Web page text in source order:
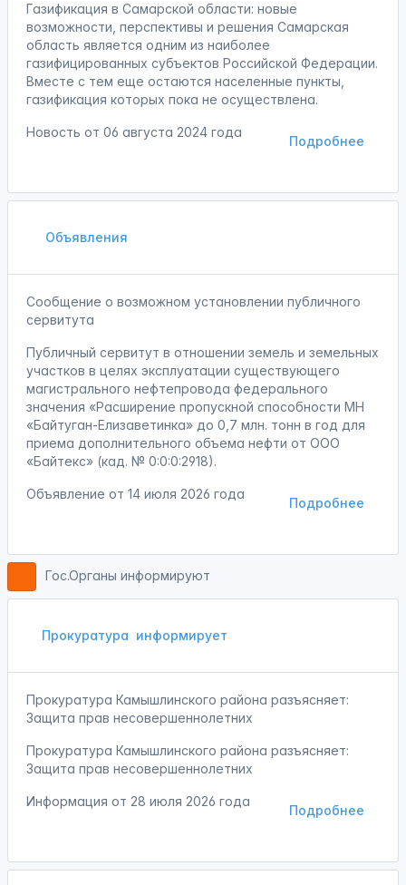
Газификация в Самарской области: новые
возможности, перспективы и решения Самарская
область является одним из наиболее
газифицированных субъектов Российской Федерации.
Вместе с тем еще остаются населенные пункты,
газификация которых пока не осуществлена.
Подробнее
Новость от 06 августа 2024 года
Объявления
Сообщение о возможном установлении публичного
сервитута
Публичный сервитут в отношении земель и земельных
участков в целях эксплуатации существующего
магистрального нефтепровода федерального
значения «Расширение пропускной способности МН
«Байтуган-Елизаветинка» до 0,7 млн. тонн в год для
приема дополнительного объема нефти от ООО
«Байтекс» (кад. № 0:0:0:2918).
Подробнее
Объявление от 14 июля 2026 года
Гос.Органы информируют
Прокуратура информирует
Прокуратура Камышлинского района разъясняет:
Защита прав несовершеннолетних
Прокуратура Камышлинского района разъясняет:
Защита прав несовершеннолетних
Подробнее
Информация от 28 июля 2026 года